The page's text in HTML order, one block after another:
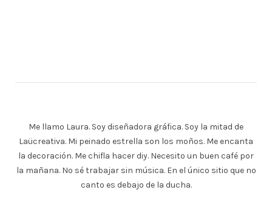
Me llamo Laura. Soy diseñadora gráfica. Soy la mitad de
Laücreativa. Mi peinado estrella son los moños. Me encanta
la decoración. Me chifla hacer diy. Necesito un buen café por
la mañana. No sé trabajar sin música. En el único sitio que no
canto es debajo de la ducha.